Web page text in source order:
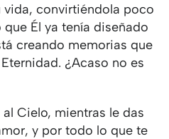
vida, convirtiéndola poco
Él ya tenía diseñado
creando memorias que
¿Acaso no es
Cielo, mientras le das
y por todo lo que te